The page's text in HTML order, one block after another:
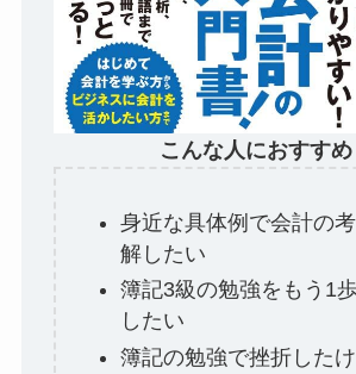
こんな人におすすめ
身近な具体例で会計の
解したい
簿記3級の勉強をもう1
したい
簿記の勉強で挫折した